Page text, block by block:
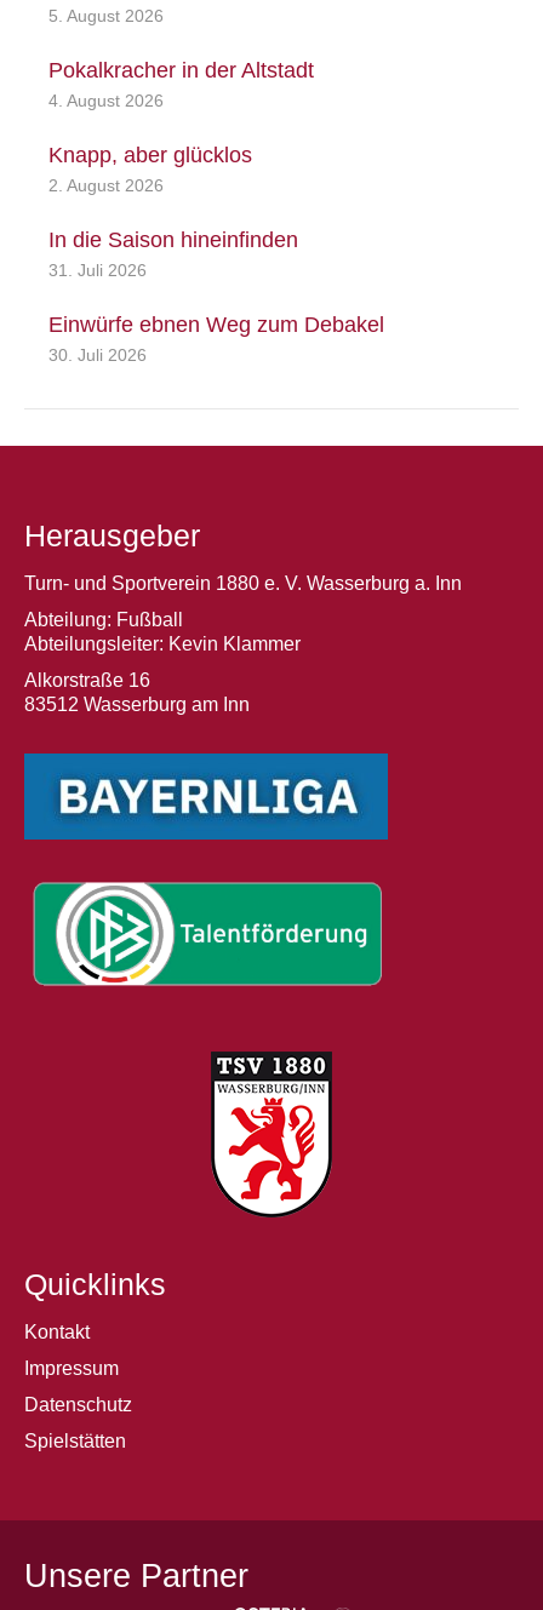
5. August 2026
Pokalkracher in der Altstadt
4. August 2026
Knapp, aber glücklos
2. August 2026
In die Saison hineinfinden
31. Juli 2026
Einwürfe ebnen Weg zum Debakel
30. Juli 2026
Herausgeber
Turn- und Sportverein 1880 e. V. Wasserburg a. Inn
Abteilung: Fußball
Abteilungsleiter: Kevin Klammer
Alkorstraße 16
83512 Wasserburg am Inn
Quicklinks
Kontakt
Impressum
Datenschutz
Spielstätten
Unsere Partner